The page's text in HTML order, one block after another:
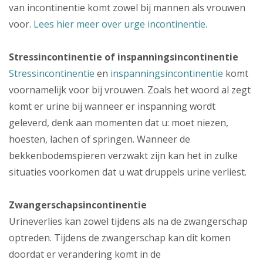
van incontinentie komt zowel bij mannen als vrouwen
voor. Lees hier meer over urge incontinentie.
Stressincontinentie of inspanningsincontinentie
Stressincontinentie en inspanningsincontinentie komt
voornamelijk voor bij vrouwen. Zoals het woord al zegt
komt er urine bij wanneer er inspanning wordt
geleverd, denk aan momenten dat u: moet niezen,
hoesten, lachen of springen. Wanneer de
bekkenbodemspieren verzwakt zijn kan het in zulke
situaties voorkomen dat u wat druppels urine verliest.
Zwangerschapsincontinentie
Urineverlies kan zowel tijdens als na de zwangerschap
optreden. Tijdens de zwangerschap kan dit komen
doordat er verandering komt in de